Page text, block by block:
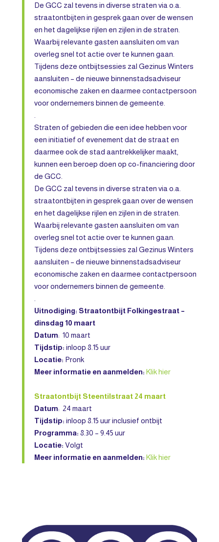
De GCC zal tevens in diverse straten via o.a.
straatontbijten in gesprek gaan over de wensen
en het dagelijkse rijlen en zijlen in de straten.
Waarbij relevante gasten aansluiten om van
overleg snel tot actie over te kunnen gaan.
Tijdens deze ontbijtsessies zal Gezinus Winters
aansluiten – de nieuwe binnenstadsadviseur
economische zaken en daarmee contactpersoon
voor ondernemers binnen de gemeente.
Straten of gebieden die een idee hebben voor
een initiatief of evenement dat de straat en
daarmee ook de stad aantrekkelijker maakt,
kunnen een beroep doen op co-financiering door
de GCC.
De GCC zal tevens in diverse straten via o.a.
straatontbijten in gesprek gaan over de wensen
en het dagelijkse rijlen en zijlen in de straten.
Waarbij relevante gasten aansluiten om van
overleg snel tot actie over te kunnen gaan.
Tijdens deze ontbijtsessies zal Gezinus Winters
aansluiten – de nieuwe binnenstadsadviseur
economische zaken en daarmee contactpersoon
voor ondernemers binnen de gemeente.
Uitnodiging: Straatontbijt Folkingestraat –
dinsdag 10 maart
Datum: 10 maart
Tijdstip: inloop 8.15 uur
Locatie: Pronk
Meer informatie en aanmelden: Klik hier
Straatontbijt Steentilstraat 24 maart
Datum: 24 maart
Tijdstip: inloop 8.15 uur inclusief ontbijt
Programma: 8.30 – 9.45 uur
Locatie: Volgt
Meer informatie en aanmelden: Klik hier